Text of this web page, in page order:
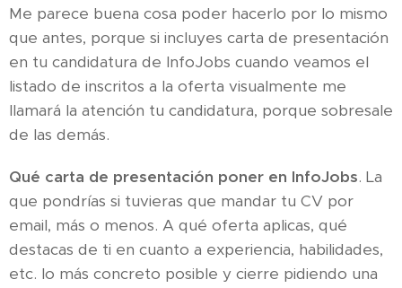
Me parece buena cosa poder hacerlo por lo mismo
que antes, porque si incluyes carta de presentación
en tu candidatura de InfoJobs cuando veamos el
listado de inscritos a la oferta visualmente me
llamará la atención tu candidatura, porque sobresale
de las demás.
Qué carta de presentación poner en InfoJobs. La
que pondrías si tuvieras que mandar tu CV por
email, más o menos. A qué oferta aplicas, qué
destacas de ti en cuanto a experiencia, habilidades,
etc. lo más concreto posible y cierre pidiendo una